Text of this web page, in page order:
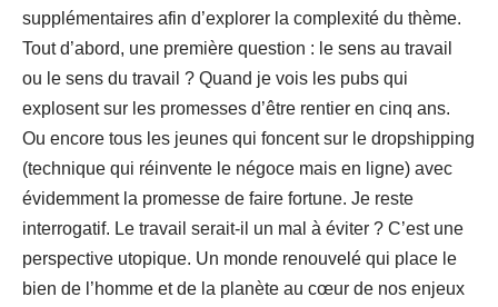
supplémentaires afin d’explorer la complexité du thème.
Tout d’abord, une première question : le sens au travail
ou le sens du travail ? Quand je vois les pubs qui
explosent sur les promesses d’être rentier en cinq ans.
Ou encore tous les jeunes qui foncent sur le dropshipping
(technique qui réinvente le négoce mais en ligne) avec
évidemment la promesse de faire fortune. Je reste
interrogatif. Le travail serait-il un mal à éviter ? C’est une
perspective utopique. Un monde renouvelé qui place le
bien de l’homme et de la planète au cœur de nos enjeux